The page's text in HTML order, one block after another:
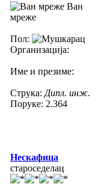
Ван
мреже
Пол:
Организација:
Име и презиме:
Струка: Дипл. инж.
Поруке: 2.364
Нескафица
староседелац